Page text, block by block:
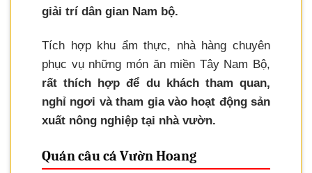
giải trí dân gian Nam bộ.
Tích hợp khu ẩm thực, nhà hàng chuyên
phục vụ những món ăn miền Tây Nam Bộ,
rất thích hợp để du khách tham quan,
nghỉ ngơi và tham gia vào hoạt động sản
xuất nông nghiệp tại nhà vườn.
Quán câu cá Vườn Hoang